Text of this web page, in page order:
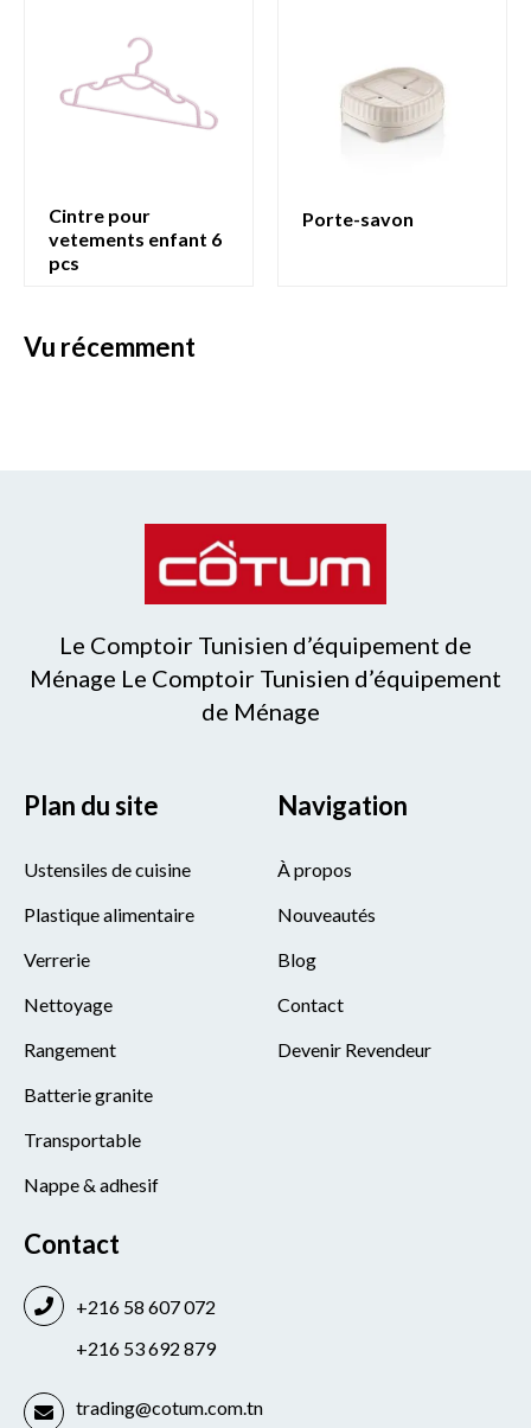
cintre pour
vetements enfant 6
pcs
porte-savon
vu récemment
Le Comptoir Tunisien d’équipement de
Ménage Le Comptoir Tunisien d’équipement
de Ménage
Plan du site
Ustensiles de cuisine
Plastique alimentaire
Verrerie
Nettoyage
Rangement
Batterie granite
Transportable
Nappe & adhesif
Navigation
À propos
Nouveautés
Blog
Contact
Devenir Revendeur
Contact
+216 58 607 072
+216 53 692 879
trading@cotum.com.tn